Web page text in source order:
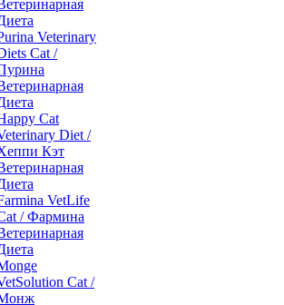
Veterinary
Cat /
Cat
Diet /
Кэт
VetLife
/ Фармина
Cat /